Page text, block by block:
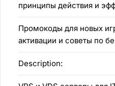
принципы действия и
Промокоды для новых
активации и советы по
Description: